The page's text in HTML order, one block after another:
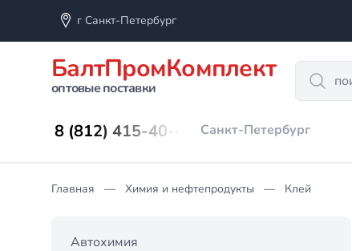
г Санкт-Петербург
БалтПромКомплект
оптовые поставки
Search
8 (812) 415-40-45 Санкт-Петербург
Главная Химия и нефтепродукты Клей
Автохимия